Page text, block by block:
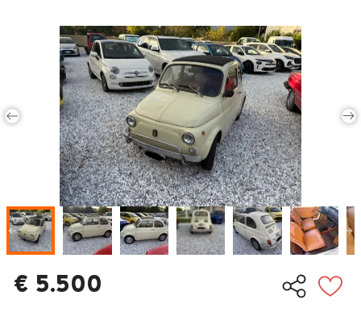
Auto Nuove
Noleggio a lungo termine
Auto d'epoca
Moto
Camper
Veicoli Commerciali
Concessionari
€ 5.500